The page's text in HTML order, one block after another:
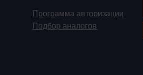
Программа авторизации
Подбор аналогов